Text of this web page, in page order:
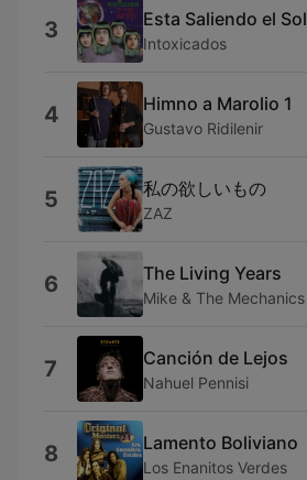
3 Esta Saliendo el Sol
Intoxicados
4 Himno a Marolio 1
Gustavo Ridilenir
5 私の欲しいもの
ZAZ
6 The Living Years
Mike & The Mechanics
7 Canción de Lejos
Nahuel Pennisi
8 Lamento Boliviano
Los Enanitos Verdes